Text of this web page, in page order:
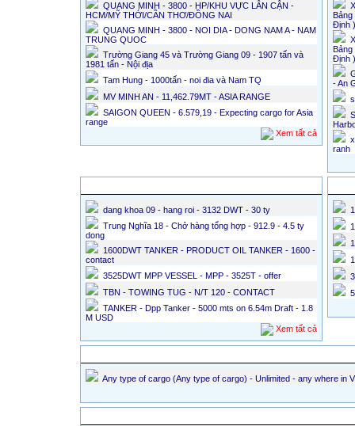
QUANG MINH - 3800 - HP/KHU VỰC LÂN CẬN -
HCM/MỸ THỚI/CẦN THƠ/ĐỒNG NAI
QUANG MINH - 3800 - NOI DIA - DONG NAM A - NAM
TRUNG QUOC
Trường Giang 45 và Trường Giang 09 - 1907 tấn và
1981 tấn - Nội địa
Tam Hung - 1000tấn - noi đia và Nam TQ
MV MINH AN - 11,462.79MT - ASIA RANGE
SAIGON QUEEN - 6.579,19 - Expecting cargo for Asia
range
Xem tất cả
Định )
Bảng
Định )
- An
ranh
dang khoa 09 - hang roi - 3132 DWT - 30 ty
Trung Nghĩa 18 - Chở hàng tổng hợp - 912.9 - 4.5 ty
dong
1600DWT TANKER - PRODUCT OIL TANKER - 1600 -
contact
3525DWT MPP VESSEL - MPP - 3525T - offer
TBN - TOWING TUG - N/T 120 - CONTACT
TANKER - Dpp Tanker - 5000 mts on 6.54m Draft - 1.8
M USD
Xem tất cả
Any type of cargo (Any type of cargo) - Unlimited - any where in